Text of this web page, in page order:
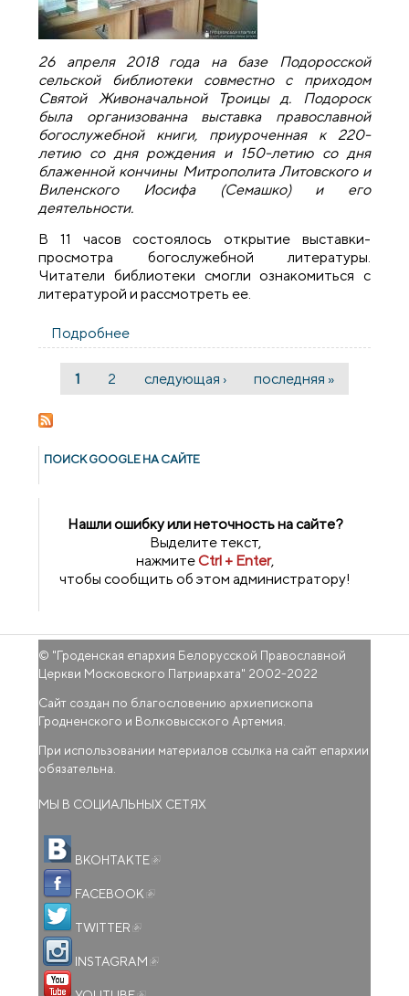
26 апреля 2018 года на базе Подоросской
сельской библиотеки совместно с приходом
Святой Живоначальной Троицы д. Подороск
была организованна выставка православной
богослужебной книги, приуроченная к 220-
летию со дня рождения и 150-летию со дня
блаженной кончины Митрополита Литовского и
Виленского Иосифа (Семашко) и его
деятельности.
В 11 часов состоялось открытие выставки-
просмотра богослужебной литературы.
Читатели библиотеки смогли ознакомиться с
литературой и рассмотреть ее.
Подробнее
выставка и беседа о деятельности
Страницы
1 2 следующая › последняя »
ПОИСК GOОGLE НА САЙТЕ
Нашли ошибку или неточность на сайте?
Выделите текст,
нажмитеCtrl + Enter,
чтобы сообщить об этом администратору!
© "Гроденская епархия Белорусской Православной
Церкви Московского Патриархата" 2002-2022
Сайт создан по благословению архиепископа
Гродненского и Волковысского Артемия.
При использовании материалов ссылка на сайт епархии
обязательна.
МЫ В СОЦИАЛЬНЫХ СЕТЯХ
ВКОНТАКТЕ
FACEBOOK
TWITTER
INSTAGRAM